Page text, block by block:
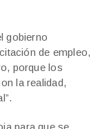
gobierno
de empleo,
porque los
la realidad,